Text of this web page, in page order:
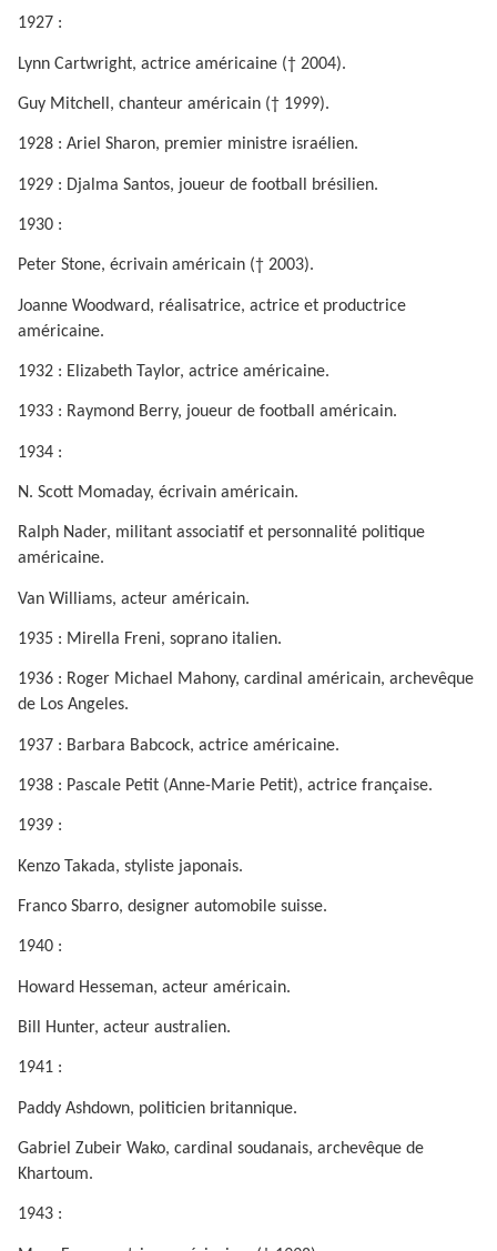
1927 :
Lynn Cartwright, actrice américaine († 2004).
Guy Mitchell, chanteur américain († 1999).
1928 : Ariel Sharon, premier ministre israélien.
1929 : Djalma Santos, joueur de football brésilien.
1930 :
Peter Stone, écrivain américain († 2003).
Joanne Woodward, réalisatrice, actrice et productrice
américaine.
1932 : Elizabeth Taylor, actrice américaine.
1933 : Raymond Berry, joueur de football américain.
1934 :
N. Scott Momaday, écrivain américain.
Ralph Nader, militant associatif et personnalité politique
américaine.
Van Williams, acteur américain.
1935 : Mirella Freni, soprano italien.
1936 : Roger Michael Mahony, cardinal américain, archevêque
de Los Angeles.
1937 : Barbara Babcock, actrice américaine.
1938 : Pascale Petit (Anne-Marie Petit), actrice française.
1939 :
Kenzo Takada, styliste japonais.
Franco Sbarro, designer automobile suisse.
1940 :
Howard Hesseman, acteur américain.
Bill Hunter, acteur australien.
1941 :
Paddy Ashdown, politicien britannique.
Gabriel Zubeir Wako, cardinal soudanais, archevêque de
Khartoum.
1943 :